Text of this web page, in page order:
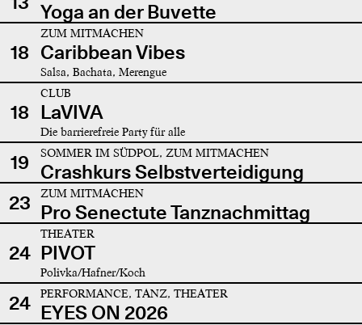
Yoga an der Buvette
18
ZUM MITMACHEN
Caribbean Vibes
Salsa, Bachata, Merengue
18
CLUB
LaVIVA
Die barrierefreie Party für alle
19 SOMMER IM SÜDPOL, ZUM MITMACHEN
Crashkurs Selbstverteidigung
23
ZUM MITMACHEN
Pro Senectute Tanznachmittag
24
THEATER
PIVOT
Polivka/Hafner/Koch
24 PERFORMANCE, TANZ, THEATER
EYES ON 2026